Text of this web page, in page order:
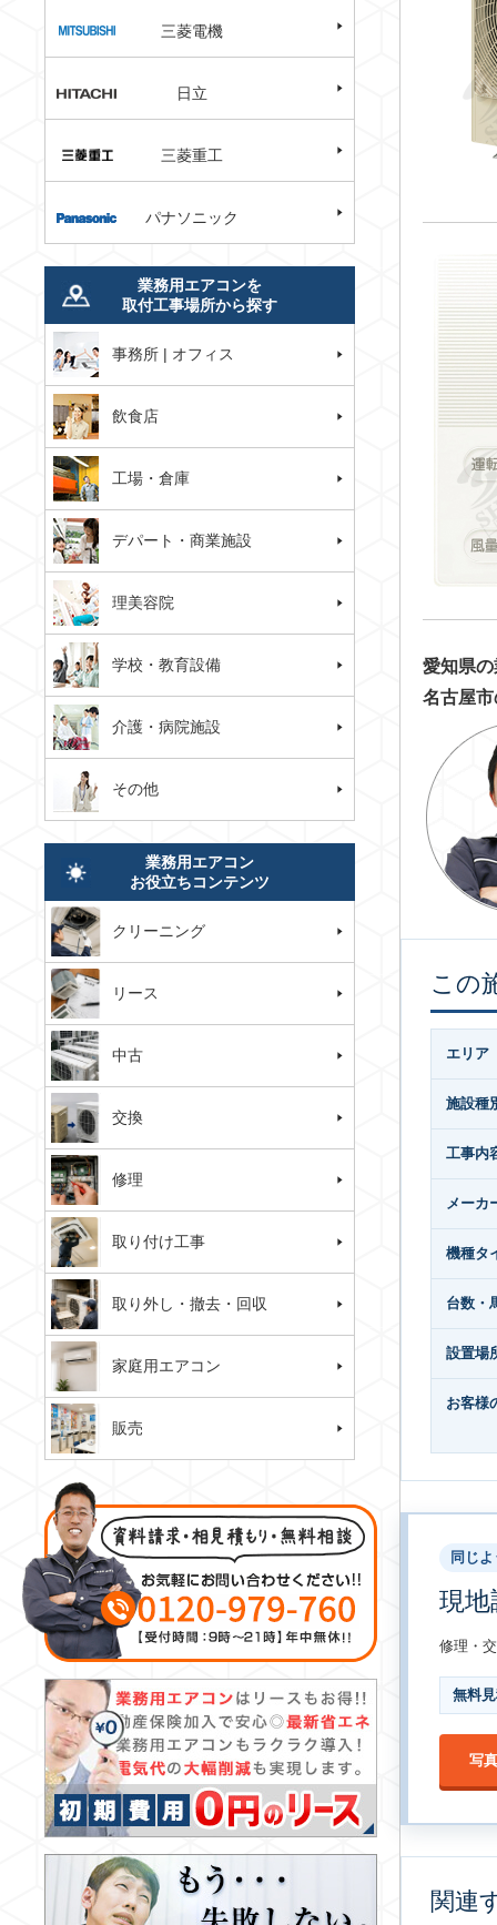
愛知県
名古屋
この
エリア
施設種
工事内
メーカ
機種タ
台数・
設置場
お客様
同じ
現
修理・
無料
写
関連
三菱電機
日立
三菱重工
パナソニック
業務用エアコンを
取付工事場所から探す
事務所 | オフィス
飲食店
工場・倉庫
デパート・商業施設
理美容院
学校・教育設備
介護・病院施設
その他
業務用エアコン
お役立ちコンテンツ
クリーニング
リース
中古
交換
修理
取り付け工事
取り外し・撤去・回収
家庭用エアコン
販売